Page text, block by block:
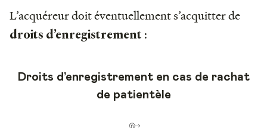
L’acquéreur doit éventuellement s’acquitter de
droits d’enregistrement :
Droits d’enregistrement en cas de rachat
de patientèle